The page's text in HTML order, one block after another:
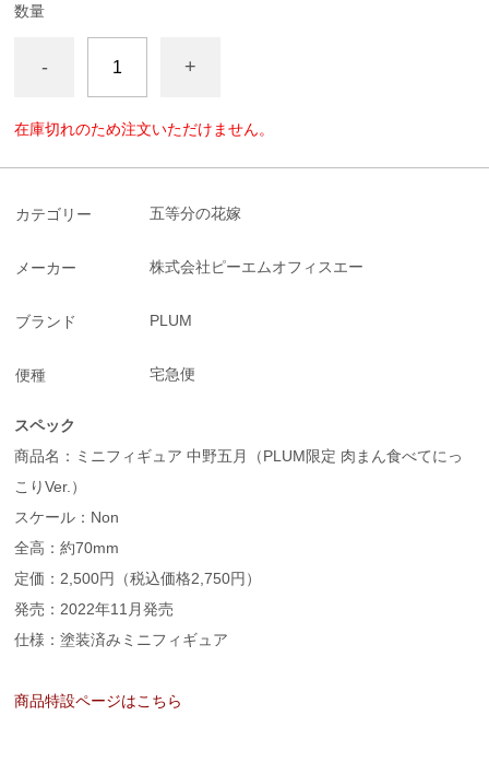
数量
- +
在庫切れのため注文いただけません。
カテゴリー 五等分の花嫁
メーカー 株式会社ピーエムオフィスエー
ブランド PLUM
便種 宅急便
スペック
商品名：ミニフィギュア 中野五月（PLUM限定 肉まん食べてにっ
こりVer.）
スケール：Non
全高：約70mm
定価：2,500円（税込価格2,750円）
発売：2022年11月発売
仕様：塗装済みミニフィギュア
商品特設ページはこちら